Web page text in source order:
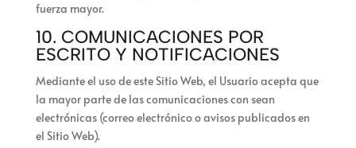
fuerza mayor.
10. COMUNICACIONES POR
ESCRITO Y NOTIFICACIONES
Mediante el uso de este Sitio Web, el Usuario acepta que
la mayor parte de las comunicaciones con sean
electrónicas (correo electrónico o avisos publicados en
el Sitio Web).